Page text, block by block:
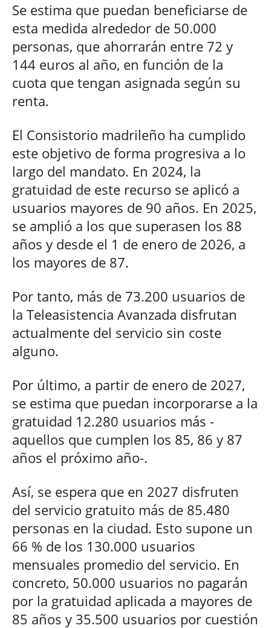
Se estima que puedan beneficiarse de
esta medida alrededor de 50.000
personas, que ahorrarán entre 72 y
144 euros al año, en función de la
cuota que tengan asignada según su
renta.
El Consistorio madrileño ha cumplido
este objetivo de forma progresiva a lo
largo del mandato. En 2024, la
gratuidad de este recurso se aplicó a
usuarios mayores de 90 años. En 2025,
se amplió a los que superasen los 88
años y desde el 1 de enero de 2026, a
los mayores de 87.
Por tanto, más de 73.200 usuarios de
la Teleasistencia Avanzada disfrutan
actualmente del servicio sin coste
alguno.
Por último, a partir de enero de 2027,
se estima que puedan incorporarse a la
gratuidad 12.280 usuarios más -
aquellos que cumplen los 85, 86 y 87
años el próximo año-.
Así, se espera que en 2027 disfruten
del servicio gratuito más de 85.480
personas en la ciudad. Esto supone un
66 % de los 130.000 usuarios
mensuales promedio del servicio. En
concreto, 50.000 usuarios no pagarán
por la gratuidad aplicada a mayores de
85 años y 35.500 usuarios por cuestión